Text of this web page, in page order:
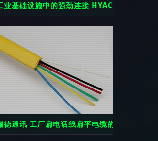
缆MHYYA32解析
业基础设施中的强劲连接 HYAC 加粗加大
种电缆全面展示
德通讯 工厂扁电话线扁平电缆的优势与应用